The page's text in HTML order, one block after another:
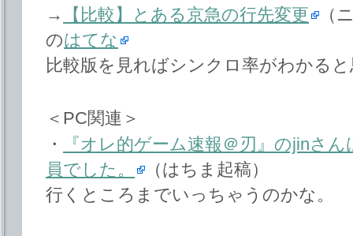
→
【比較】とある京急の行先変更
（
のはてな
比較版を見ればシンクロ率がわかる
＜PC関連＞
・
『オレ的ゲーム速報＠刃』のjinさ
員でした。
（はちま起稿）
行くところまでいっちゃうのかな。